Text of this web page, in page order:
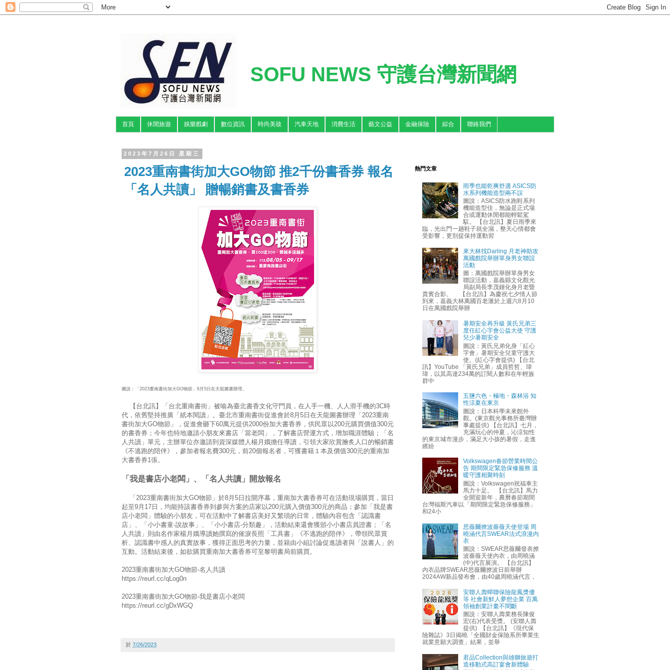
SOFU NEWS 守護台灣新聞網
首頁 休閒旅遊 娛樂戲劇 數位資訊 時尚美妝 汽車天地 消費生活 藝文公益 金融保險 綜合 聯絡我們
2023年7月26日 星期三
2023重南書街加大GO物節 推2千份書香券 報名
「名人共讀」 贈暢銷書及書香券
圖說：「2023重南書街加大GO物節」8月5日在天龍圖書辦理。
【台北訊】「台北重南書街」被喻為臺北書香文化守門員，在人手一機、人人滑手機的3C時
代，依舊堅持推廣「紙本閱讀」。臺北市重南書街促進會於8月5日在天龍圖書辦理「2023重南
書街加大GO物節」，促進會砸下60萬元提供2000份加大書香券，供民眾以200元購買價值300元
的書香券；今年也特地邀請小朋友來書店「當老闆」，了解書店營運方式，增加職涯體驗；「名
人共讀」單元，主辦單位亦邀請到資深媒體人楊月娥擔任導讀，引領大家欣賞膾炙人口的暢銷書
《不逃跑的陪伴》，參加者報名費300元，前20個報名者，可獲書籍１本及價值300元的重南加
大書香券1張。
「我是書店小老闆」、「名人共讀」開放報名
「2023重南書街加大GO物節」於8月5日拉開序幕，重南加大書香券可在活動現場購買，當日
起至9月17日，均能持該書香券到參與方案的店家以200元購入價值300元的商品；參加「我是書
店小老闆」體驗的小朋友，可在活動中了解書店美好又繁瑣的日常，體驗內容包含「認識書
店」、「小小書童-說故事」、「小小書店-分類趣」，活動結束還會獲頒小小書店員證書；「名
人共讀」則由名作家楊月娥導讀她撰寫的催淚長照「工具書」《不逃跑的陪伴》，帶領民眾賞
析、認識書中感人的真實故事，獲得正面思考的力量，並籍由小組討論促進讀者與「說書人」的
互動。活動結束後，如欲購買重南加大書香券可至黎明書局前購買。
2023重南書街加大GO物節-名人共讀
https://reurl.cc/qLog0n
2023重南書街加大GO物節-我是書店小老闆
https://reurl.cc/gDxWGQ
於 7/26/2023
熱門文章
雨季也能乾爽舒適 ASICS防
水系列機能造型兩不誤
圖說：ASICS防水跑鞋系列
機能造型佳，無論是正式場
合或運動休閒都能輕鬆駕
馭。 【台北訊】夏日雨季來
臨，光出門一趟鞋子就全濕，整天心情都會
受影響，更別提保持運動習
來大林找Darling 月老神助攻
萬國戲院舉辦單身男女聯誼
活動
圖：萬國戲院舉辦單身男女
聯誼活動，嘉義縣文化觀光
局副局長李茂鍾化身月老暨
貴賓合影。 【台北訊】為慶祝七夕情人節
到來，嘉義大林萬國百老滙於上週六8月10
日在萬國戲院舉辦
暑期安全再升級 黃氏兄弟三
度任紅心字會公益大使 守護
兒少暑期安全
圖說：黃氏兄弟化身「紅心
字會」暑期安全兒童守護大
使。(紅心字會提供) 【台北
訊】YouTube 「黃氏兄弟」成員哲哲、瑋
瑋，以其高達234萬的訂閱人數和在年輕族
群中
五鹽六色・極地・森林浴 知
性涼夏在東京
圖說：日本科學未來館外
觀。(東京觀光事務所臺灣辦
事處提供) 【台北訊】七月，
充滿玩心的仲夏，沁涼知性
的東京城市漫步，滿足大小孩的暑假，走進
繽紛
Volkswagen春節營業時間公
告 期間限定緊急保修服務 溫
暖守護相聚時刻
圖說：Volkswagen祝福車主
馬力十足。 【台北訊】馬力
全開迎新年，農曆春節期間
台灣福斯汽車以「期間限定緊急保修服務」
和24小
思薇爾撩波薔薇天使登場 周
曉涵代言SWEAR法式浪漫內
衣
圖說：SWEAR思薇爾發表撩
波薔薇天使內衣，由周曉涵
(中)代言展演。 【台北訊】
內衣品牌SWEAR思薇爾撩波日前舉辦
2024AW新品發布會，由40歲周曉涵代言，
安聯人壽蟬聯保險龍鳳獎優
等 社會新鮮人夢想企業 百萬
領袖創業計畫不間斷
圖說：安聯人壽業務長陳俊
宏(右)代表受獎。 (安聯人壽
提供) 【台北訊】《現代保
險雜誌》3日揭曉「全國財金保險系所畢業生
就業意願大調查」結果，並舉
君品Collection與雄獅旅遊打
造移動式高訂宴會新體驗